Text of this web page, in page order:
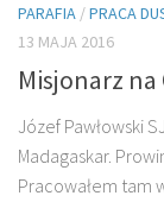
PARAFIA /PRACA
13 MAJA 2016
Misjonarz na
Józef Pawłowski
Madagaskar.
Pracowałem tam